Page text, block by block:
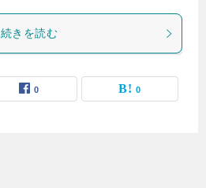
続きを読む
0 0